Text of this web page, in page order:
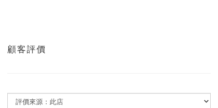
顧客評價